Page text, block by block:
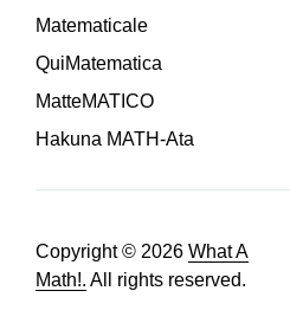
Matematicale
QuiMatematica
MatteMATICO
Hakuna MATH-Ata
Copyright © 2026 What A
Math!. All rights reserved.